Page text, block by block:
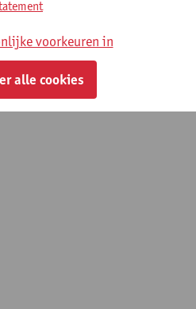
Gebruiksvoorwaarden
voorkeuren in
alle cookies